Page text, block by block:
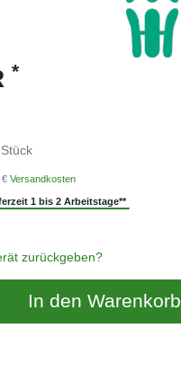
*
€ Versandkosten
1 bis 2 Arbeitstage**
zurückgeben?
In den Warenkorb